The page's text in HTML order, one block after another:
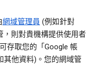
網域管理員 (例如針對
，則對貴機構提供使用者
存取您的「Google 帳
其他資料)。您的網域管